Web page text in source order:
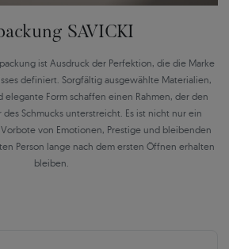
SAVICKI
ist Ausdruck der Perfektion, die die Marke
definiert. Sorgfältig ausgewählte Materialien,
elegante Form schaffen einen Rahmen, der den
Schmucks unterstreicht. Es ist nicht nur ein
von Emotionen, Prestige und bleibenden
Person lange nach dem ersten Öffnen erhalten
bleiben.